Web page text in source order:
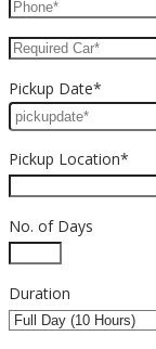
Pickup Date*
Pickup Location*
No. of Days
Duration